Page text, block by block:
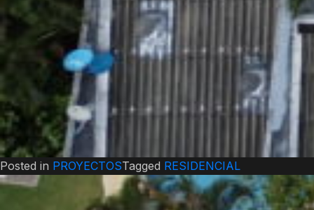
Posted in PROYECTOSTagged RESIDENCIAL